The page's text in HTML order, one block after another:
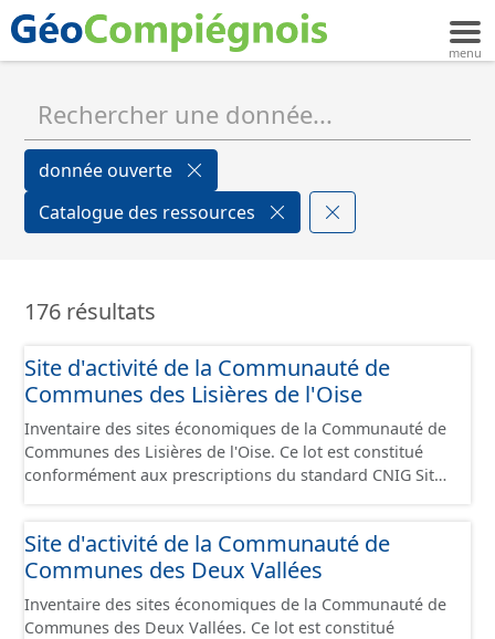
donnée ouverte
Catalogue des ressources
176 résultats
Site d'activité de la Communauté de
Communes des Lisières de l'Oise
Inventaire des sites économiques de la Communauté de
Communes des Lisières de l'Oise. Ce lot est constitué
conformément aux prescriptions du standard CNIG Sites
Site d'activité de la Communauté de
Communes des Deux Vallées
Inventaire des sites économiques de la Communauté de
Communes des Deux Vallées. Ce lot est constitué